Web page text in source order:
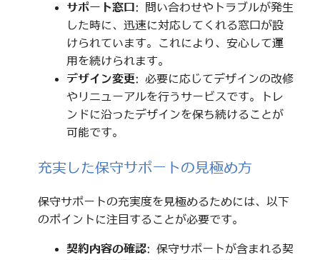
サポート窓口 : 問い合わせやトラブルが発生
した時に、迅速に対応してくれる窓口が設
けられています。これにより、安心して運
用を続けられます。
デザイン変更: 必要に応じてデザインの改修
やリニューアルを行うサービスです。トレ
ンドに沿ったデザインを保ち続けることが
可能です。
充実した保守サポートの見極め方
保守サポートの充実度を見極めるためには、以下
のポイントに注目することが必要です。
契約内容の確認: 保守サポートが含まれる契